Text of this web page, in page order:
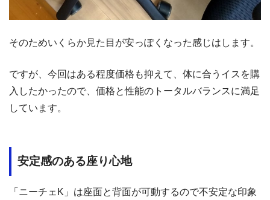
そのためいくらか見た目が安っぽくなった感じはします。
ですが、今回はある程度価格も抑えて、体に合うイスを購
入したかったので、価格と性能のトータルバランスに満足
しています。
安定感のある座り心地
「ニーチェK」は座面と背面が可動するので不安定な印象